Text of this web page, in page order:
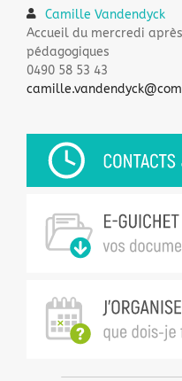
Camille Vandendyck
Accueil du mercredi
pédagogiques
0490 58 53 43